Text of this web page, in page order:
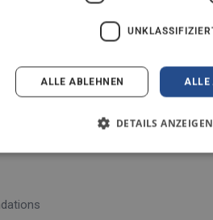
ALLE
ALLE ABLEHNEN
DETAILS ANZEIGEN